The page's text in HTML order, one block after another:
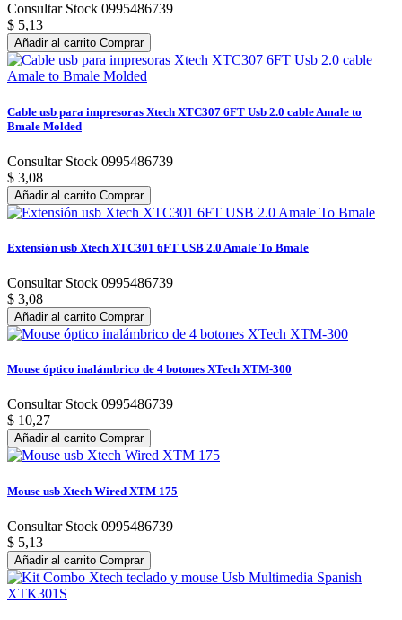
Consultar Stock 0995486739
$ 5,13
Añadir al carrito Comprar
Cable usb para impresoras Xtech XTC307 6FT Usb 2.0 cable Amale to
Bmale Molded
Consultar Stock 0995486739
$ 3,08
Añadir al carrito Comprar
Extensión usb Xtech XTC301 6FT USB 2.0 Amale To Bmale
Consultar Stock 0995486739
$ 3,08
Añadir al carrito Comprar
Mouse óptico inalámbrico de 4 botones XTech XTM-300
Consultar Stock 0995486739
$ 10,27
Añadir al carrito Comprar
Mouse usb Xtech Wired XTM 175
Consultar Stock 0995486739
$ 5,13
Añadir al carrito Comprar